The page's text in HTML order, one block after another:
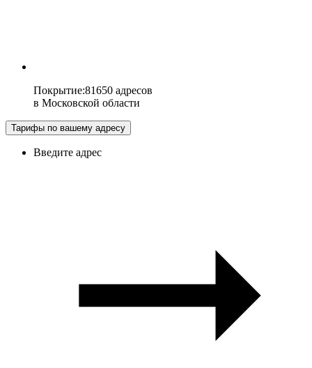
Покрытие:81650 адресов
в Московской области
Тарифы по вашему адресу
Введите адрес